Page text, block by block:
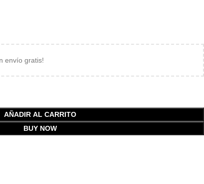
envío gratis!
AÑADIR AL CARRITO
BUY NOW